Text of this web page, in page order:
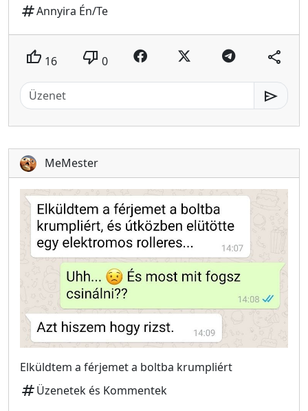
tagAnnyira Én/Te
thumb_up 16 thumb_down 0 share
send
MeMester
Elküldtem a férjemet a boltba krumpliért
tagÜzenetek és Kommentek